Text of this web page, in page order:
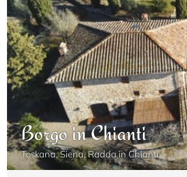
12 6 5+2
Borgo in Chianti
Toskana, Siena, Radda in Chianti